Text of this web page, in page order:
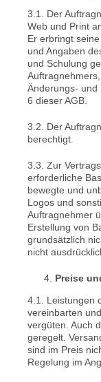
3.1. Der
Web und Print
Er erbringt
und Angaben
und Schulung
Änderungs- und
6 dieser AGB.
3.2. Der
berechtigt.
3.3. Zur
erforderliche
bewegte und
Logos und
Auftragnehmer
Erstellung von
grundsätzlich
nicht
Preise
4.1. Leistungen
vereinbarten
vergüten. Auch
geregelt.
sind im Preis
Regelung im